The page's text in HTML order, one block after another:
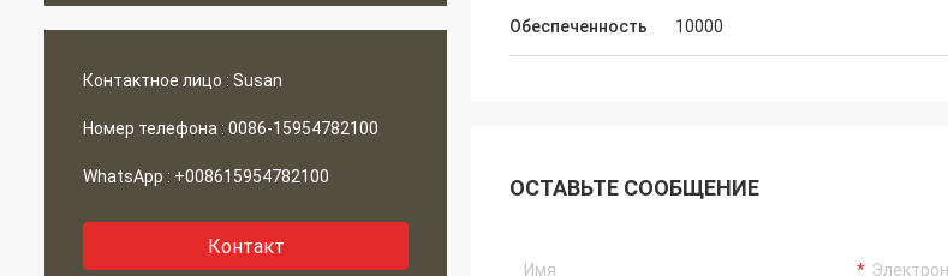
Контактное лицо : Susan
Номер телефона : 0086-15954782100
WhatsApp : +008615954782100
Контакт
Обеспеченность 10000
ОСТАВЬТЕ СООБЩЕНИЕ